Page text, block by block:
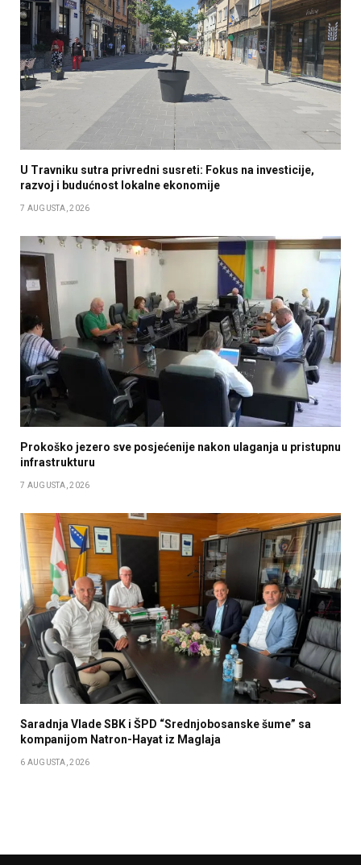
U Travniku sutra privredni susreti: Fokus na investicije,
razvoj i budućnost lokalne ekonomije
7 AUGUSTA, 2026
Prokoško jezero sve posjećenije nakon ulaganja u pristupnu
infrastrukturu
7 AUGUSTA, 2026
Saradnja Vlade SBK i ŠPD “Srednjobosanske šume” sa
kompanijom Natron-Hayat iz Maglaja
6 AUGUSTA, 2026